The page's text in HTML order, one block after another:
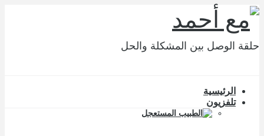
حلقة الوصل بين المشكلة والحل
الرئيسية
تلفزيون